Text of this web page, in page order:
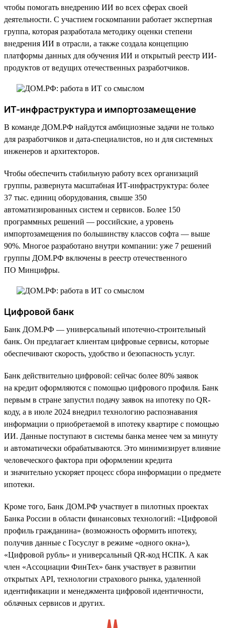
чтобы помогать внедрению ИИ во всех сферах своей
деятельности. С участием госкомпании работает экспертная
группа, которая разработала методику оценки степени
внедрения ИИ в отрасли, а также создала концепцию
платформы данных для обучения ИИ и открытый реестр ИИ-
продуктов от ведущих отечественных разработчиков.
ИТ-инфраструктура и импортозамещение
В команде ДОМ.РФ найдутся амбициозные задачи не только
для разработчиков и дата-специалистов, но и для системных
инженеров и архитекторов.
Чтобы обеспечить стабильную работу всех организаций
группы, развернута масштабная ИТ-инфраструктура: более
37 тыс. единиц оборудования, свыше 350
автоматизированных систем и сервисов. Более 150
программных решений — российские, а уровень
импортозамещения по большинству классов софта — выше
90%. Многое разработано внутри компании: уже 7 решений
группы ДОМ.РФ включены в реестр отечественного
ПО Минцифры.
Цифровой банк
Банк ДОМ.РФ — универсальный ипотечно-строительный
банк. Он предлагает клиентам цифровые сервисы, которые
обеспечивают скорость, удобство и безопасность услуг.
Банк действительно цифровой: сейчас более 80% заявок
на кредит оформляются с помощью цифрового профиля. Банк
первым в стране запустил подачу заявок на ипотеку по QR-
коду, а в июле 2024 внедрил технологию распознавания
информации о приобретаемой в ипотеку квартире с помощью
ИИ. Данные поступают в системы банка менее чем за минуту
и автоматически обрабатываются. Это минимизирует влияние
человеческого фактора при оформлении кредита
и значительно ускоряет процесс сбора информации о предмете
ипотеки.
Кроме того, Банк ДОМ.РФ участвует в пилотных проектах
Банка России в области финансовых технологий: «Цифровой
профиль гражданина» (возможность оформить ипотеку,
получив данные с Госуслуг в режиме «одного окна»),
«Цифровой рубль» и универсальный QR-код НСПК. А как
член «Ассоциации ФинТех» банк участвует в развитии
открытых API, технологии страхового рынка, удаленной
идентификации и менеджмента цифровой идентичности,
облачных сервисов и других.